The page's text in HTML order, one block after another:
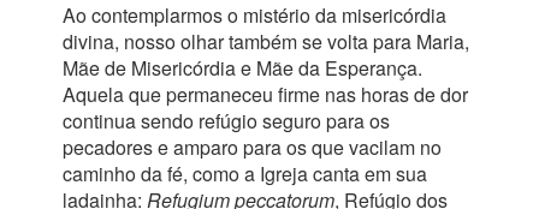
Ao contemplarmos o mistério da misericórdia
divina, nosso olhar também se volta para Maria,
Mãe de Misericórdia e Mãe da Esperança.
Aquela que permaneceu firme nas horas de dor
continua sendo refúgio seguro para os
pecadores e amparo para os que vacilam no
caminho da fé, como a Igreja canta em sua
ladainha: Refugium peccatorum, Refúgio dos